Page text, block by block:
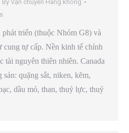
By Vận chuyển Hàng không
phát triển (thuộc Nhóm G8) và
cung tự cấp. Nền kinh tế chính
tài nguyên thiên nhiên. Canada
quặng sắt, niken, kẽm,
dầu mỏ, than, thuỷ lực, thuỷ